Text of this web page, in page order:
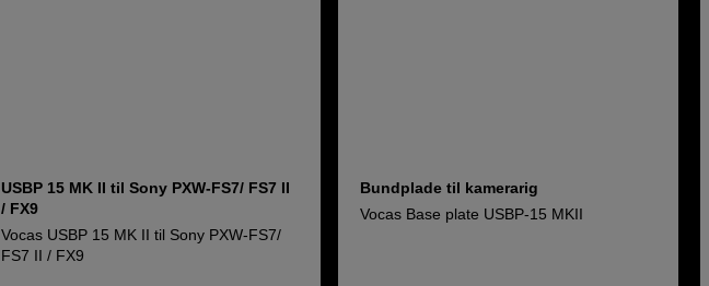
USBP 15 MK II til Sony PXW-FS7/ FS7 II
/ FX9
Vocas USBP 15 MK II til Sony PXW-FS7/
FS7 II / FX9
Bundplade til kamerarig
Vocas Base plate USBP-15 MKII